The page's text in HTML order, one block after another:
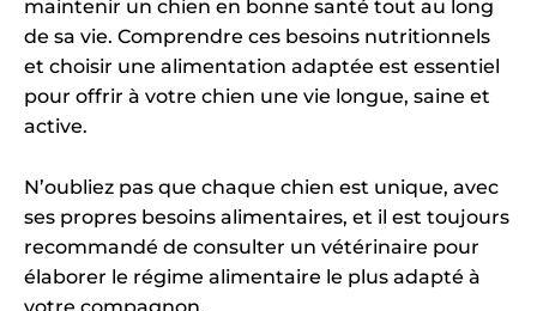
maintenir un chien en bonne santé tout au long
de sa vie. Comprendre ces besoins nutritionnels
et choisir une alimentation adaptée est essentiel
pour offrir à votre chien une vie longue, saine et
active.
N’oubliez pas que chaque chien est unique, avec
ses propres besoins alimentaires, et il est toujours
recommandé de consulter un vétérinaire pour
élaborer le régime alimentaire le plus adapté à